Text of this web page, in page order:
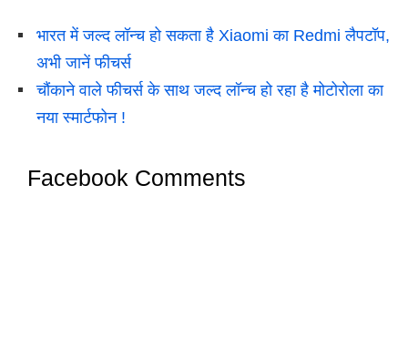
भारत में जल्द लॉन्च हो सकता है Xiaomi का Redmi लैपटॉप,
अभी जानें फीचर्स
चौंकाने वाले फीचर्स के साथ जल्द लॉन्च हो रहा है मोटोरोला का
नया स्मार्टफोन !
Facebook Comments